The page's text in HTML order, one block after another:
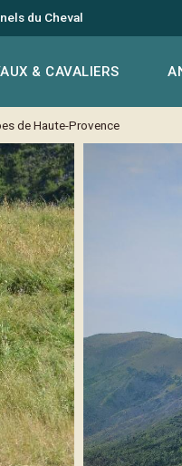
du Cheval
& CAVALIERS
de Haute-Provence